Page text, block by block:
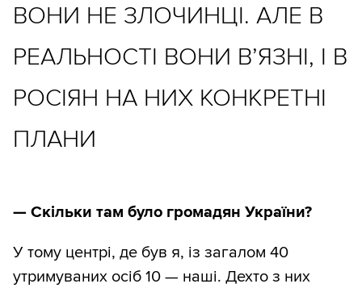
ВОНИ НЕ ЗЛОЧИНЦІ. АЛЕ В
РЕАЛЬНОСТІ ВОНИ В’ЯЗНІ, І В
РОСІЯН НА НИХ КОНКРЕТНІ
ПЛАНИ
— Скільки там було громадян України?
У тому центрі, де був я, із загалом 40
утримуваних осіб 10 — наші. Дехто з них